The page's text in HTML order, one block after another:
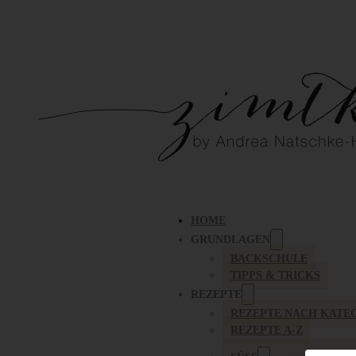
HOME
GRUNDLAGEN
BACKSCHULE
TIPPS & TRICKS
REZEPTE
REZEPTE NACH
REZEPTE A-Z